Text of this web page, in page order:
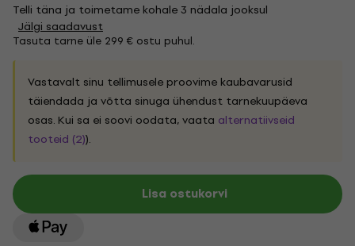
Telli täna ja toimetame kohale 3 nädala jooksul
Jälgi saadavust
Tasuta tarne üle 299 € ostu puhul.
Vastavalt sinu tellimusele proovime kaubavarusid
täiendada ja võtta sinuga ühendust tarnekuupäeva
osas. Kui sa ei soovi oodata, vaata alternatiivseid
tooteid (2)).
Lisa ostukorvi